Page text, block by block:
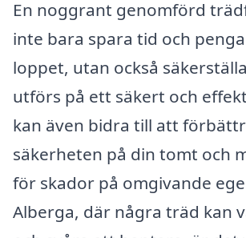
En noggrant genomförd
inte bara spara tid och
loppet, utan också
utförs på ett säkert och
kan även bidra till att
säkerheten på din tomt och
för skador på omgivande
Alberga, där några träd kan